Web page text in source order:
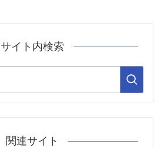
サイト内検索
関連サイト